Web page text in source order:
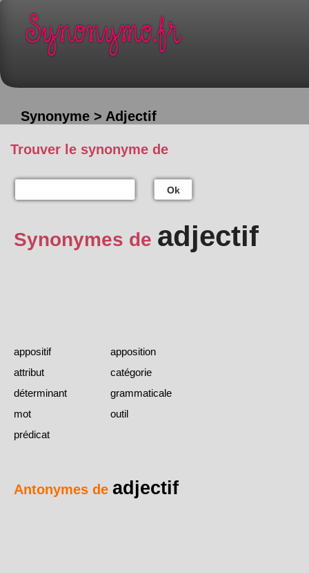
Synonyme > Adjectif
Trouver le synonyme de
Ok
Synonymes de adjectif
appositif
apposition
attribut
catégorie
déterminant
grammaticale
mot
outil
prédicat
Antonymes de adjectif